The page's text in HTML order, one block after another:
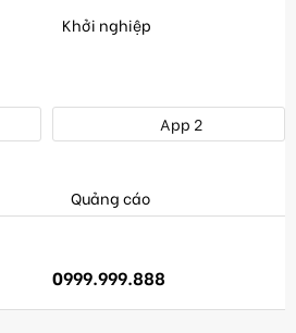
Khởi nghiệp
App 2
Quảng cáo
0999.999.888